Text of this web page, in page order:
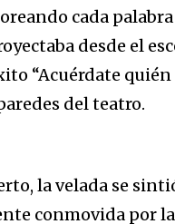
cada
desde el
“Acuérdate
del teatro.
la velada se
conmovida por